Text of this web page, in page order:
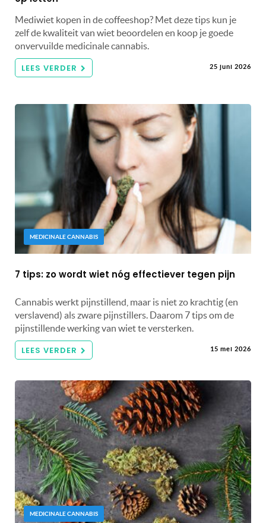
Mediwiet kopen in de coffeeshop? Met deze tips kun je
zelf de kwaliteit van wiet beoordelen en koop je goede
onvervuilde medicinale cannabis.
LEES VERDER 25 juni 2026
MEDICINALE CANNABIS
7 tips: zo wordt wiet nóg effectiever tegen pijn
Cannabis werkt pijnstillend, maar is niet zo krachtig (en
verslavend) als zware pijnstillers. Daarom 7 tips om de
pijnstillende werking van wiet te versterken.
LEES VERDER 15 mei 2026
MEDICINALE CANNABIS